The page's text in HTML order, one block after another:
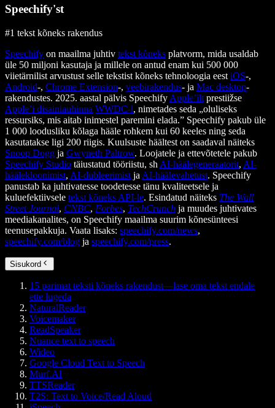
Speechify'st
#1 tekst kõneks rakendus
Speechify on maailma juhtiv tekst kõneks platvorm, mida usaldab
üle 50 miljoni kasutaja ja millele on antud enam kui 500 000
viietärnilist arvustust selle tekstist kõneks tehnoloogia eest iOS-,
Android-, Chrome Extension-, veebirakendus- ja Mac desktop-
rakendustes. 2025. aastal pälvis Speechify Apple’ilt prestiižse
Apple’i disainiauhinna WWDC-l, nimetades seda „oluliseks
ressursiks, mis aitab inimestel paremini elada.” Speechify pakub üle
1 000 loodusliku kõlaga hääle rohkem kui 60 keeles ning seda
kasutatakse ligi 200 riigis. Kuulsuste häältest on saadaval näiteks
Snoop Dogg ja Gwyneth Paltrow. Loojatele ja ettevõtetele pakub
Speechify Studio täiustatud tööriistu, sh AI-häälegeneraatorit, AI-
häälekloonimist, AI-dubleerimist ja AI-häälevahetust. Speechify
panustab ka juhtivatesse toodetesse tänu kvaliteetsele ja
kuluefektiivsele tekst kõneks API-le. Esindatud näiteks The Wall
Street Journal, CNBC, Forbes, TechCrunch ja muudes juhtivates
meediakanalites, on Speechify maailma suurim kõnesünteesi
teenusepakkuja. Vaata lisaks: speechify.com/news,
speechify.com/blog ja speechify.com/press.
Sisukord
15 parimat teksti kõneks rakendust—lase oma tekst endale
ette lugeda
NaturalReader
Voicemaker
ReadSpeaker
Nuance text to speech
Wideo
Google Cloud Text to Speech
Murf.AI
TTSReader
T2S: Text to Voice/Read Aloud